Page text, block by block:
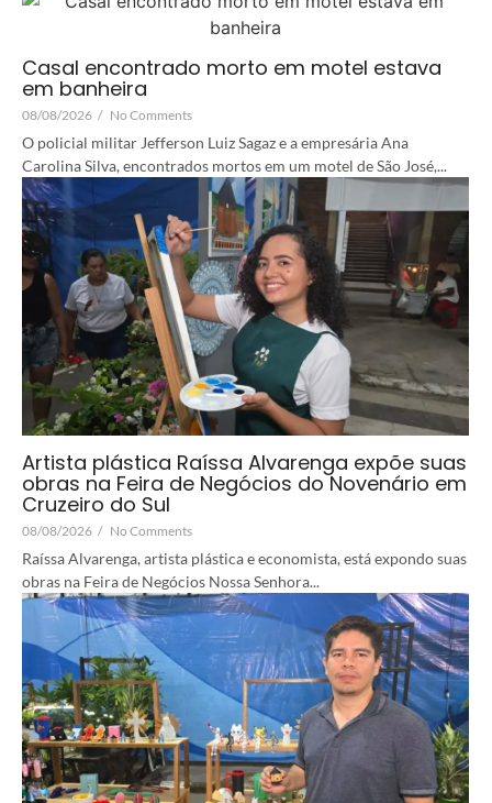
Casal encontrado morto em motel estava
em banheira
08/08/2026 / No Comments
O policial militar Jefferson Luiz Sagaz e a empresária Ana
Carolina Silva, encontrados mortos em um motel de São José,...
Artista plástica Raíssa Alvarenga expõe suas
obras na Feira de Negócios do Novenário em
Cruzeiro do Sul
08/08/2026 / No Comments
Raíssa Alvarenga, artista plástica e economista, está expondo suas
obras na Feira de Negócios Nossa Senhora...